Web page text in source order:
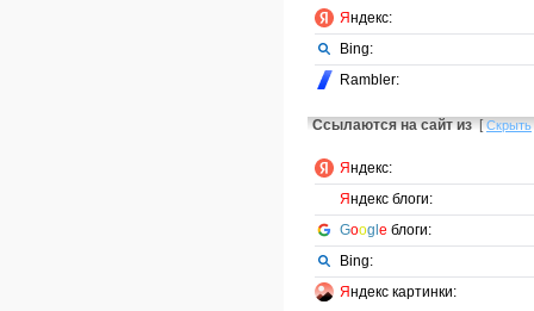
Яндекс:
Bing:
Rambler:
Ссылаются на сайт из [Скрыть
Яндекс:
Яндекс блоги:
Google блоги:
Bing:
Яндекс картинки: